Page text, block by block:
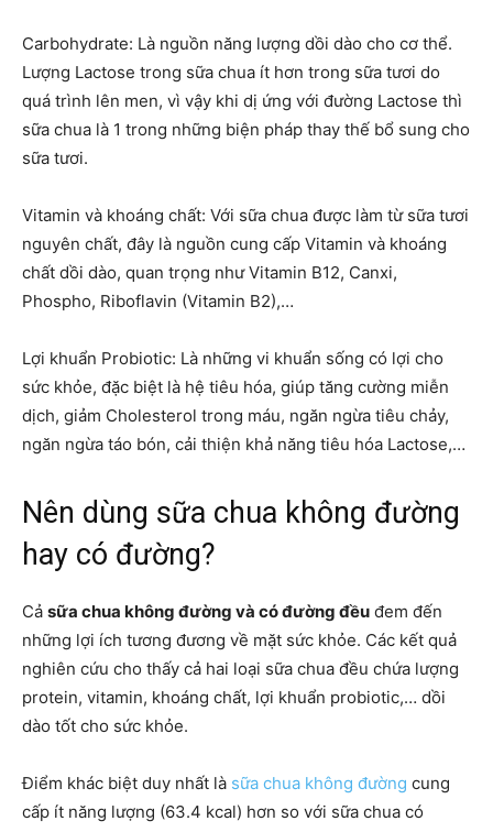
Carbohydrate: Là nguồn năng lượng dồi dào cho cơ thể.
Lượng Lactose trong sữa chua ít hơn trong sữa tươi do
quá trình lên men, vì vậy khi dị ứng với đường Lactose thì
sữa chua là 1 trong những biện pháp thay thế bổ sung cho
sữa tươi.
Vitamin và khoáng chất: Với sữa chua được làm từ sữa tươi
nguyên chất, đây là nguồn cung cấp Vitamin và khoáng
chất dồi dào, quan trọng như Vitamin B12, Canxi,
Phospho, Riboflavin (Vitamin B2),…
Lợi khuẩn Probiotic: Là những vi khuẩn sống có lợi cho
sức khỏe, đặc biệt là hệ tiêu hóa, giúp tăng cường miễn
dịch, giảm Cholesterol trong máu, ngăn ngừa tiêu chảy,
ngăn ngừa táo bón, cải thiện khả năng tiêu hóa Lactose,…
Nên dùng sữa chua không đường
hay có đường?
Cả sữa chua không đường và có đường đều đem đến
những lợi ích tương đương về mặt sức khỏe. Các kết quả
nghiên cứu cho thấy cả hai loại sữa chua đều chứa lượng
protein, vitamin, khoáng chất, lợi khuẩn probiotic,… dồi
dào tốt cho sức khỏe.
Điểm khác biệt duy nhất là sữa chua không đường cung
cấp ít năng lượng (63.4 kcal) hơn so với sữa chua có